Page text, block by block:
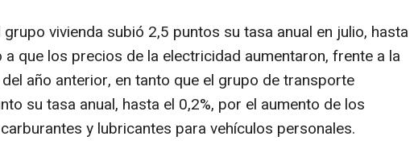
grupo vivienda subió 2,5 puntos su tasa anual en julio, hasta
a que los precios de la electricidad aumentaron, frente a la
año anterior, en tanto que el grupo de transporte
su tasa anual, hasta el 0,2%, por el aumento de los
y lubricantes para vehículos personales.